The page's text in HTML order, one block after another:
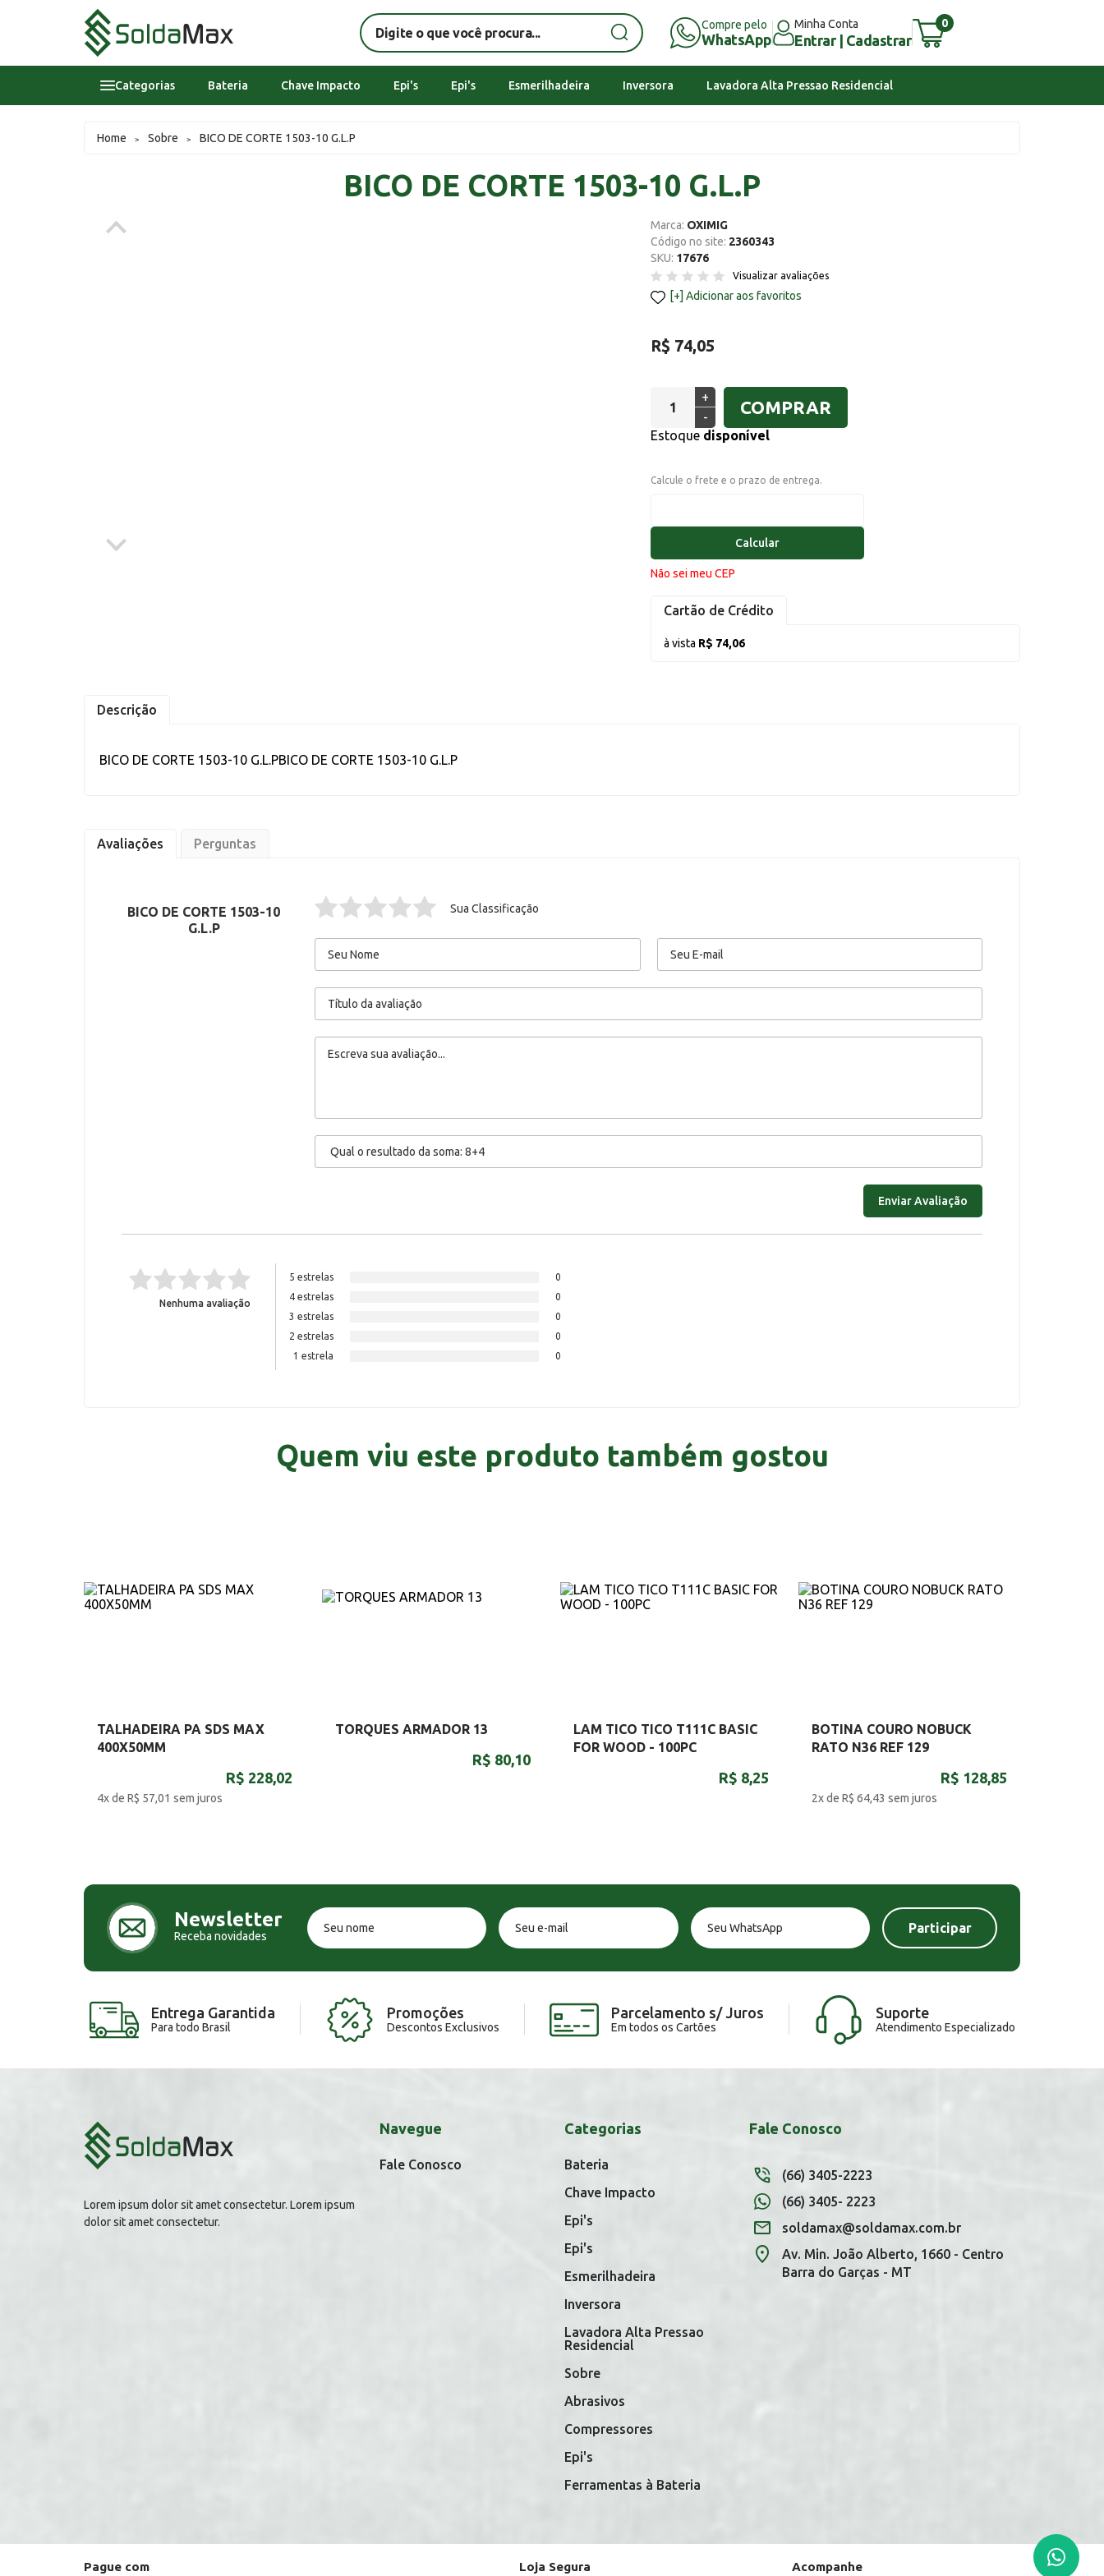
Compre pelo
WhatsApp
Minha Conta
Entrar | Cadastrar
0
Categorias
Epi's
Ferramentas Manuais
Bateria Chave Impacto Epi's Epi's Esmerilhadeira Inversora Lavadora Alta Pressao Residencial
Home > Sobre > BICO DE CORTE 1503-10 G.L.P
BICO DE CORTE 1503-10 G.L.P
Marca: OXIMIG
Código no site: 2360343
SKU: 17676
Visualizar avaliações
Adicionar aos favoritos
R$ 74,05
+
-
COMPRAR
Estoque disponível
Calcule o frete e o prazo de entrega.
Calcular
Não sei meu CEP
Cartão de Crédito
à vista R$ 74,06
Descrição
BICO DE CORTE 1503-10 G.L.PBICO DE CORTE 1503-10 G.L.P
Avaliações Perguntas
BICO DE CORTE 1503-10
G.L.P
Sua Classificação
Nenhuma avaliação
5 estrelas
0
4 estrelas
0
3 estrelas
0
2 estrelas
0
1 estrela
0
Quem viu este produto também gostou
TALHADEIRA PA SDS MAX
400X50MM
R$ 228,02
4x de R$ 57,01 sem juros
TORQUES ARMADOR 13
R$ 80,10
LAM TICO TICO T111C BASIC
FOR WOOD - 100PC
R$ 8,25
BOTINA COURO NOBUCK
RATO N36 REF 129
R$ 128,85
2x de R$ 64,43 sem juros
Newsletter
Receba novidades
Entrega Garantida
Para todo Brasil
Promoções
Descontos Exclusivos
Parcelamento s/ Juros
Em todos os Cartões
Suporte
Atendimento Especializado
Lorem ipsum dolor sit amet consectetur. Lorem ipsum
dolor sit amet consectetur.
Navegue
Fale Conosco
Categorias
Bateria
Chave Impacto
Epi's
Epi's
Esmerilhadeira
Inversora
Lavadora Alta Pressao
Residencial
Sobre
Abrasivos
Compressores
Epi's
Ferramentas à Bateria
Fale Conosco
(66) 3405-2223
(66) 3405- 2223
soldamax@soldamax.com.br
Av. Min. João Alberto, 1660 - Centro
Barra do Garças - MT
Pague com Loja Segura Acompanhe